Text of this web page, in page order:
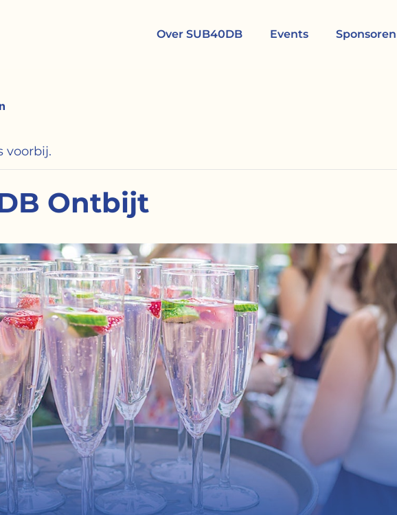
Over SUB40DB Events Sponsoren
voorbij.
Ontbijt